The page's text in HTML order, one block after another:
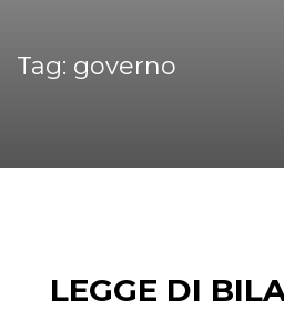
Tag: governo
LEGGE DI